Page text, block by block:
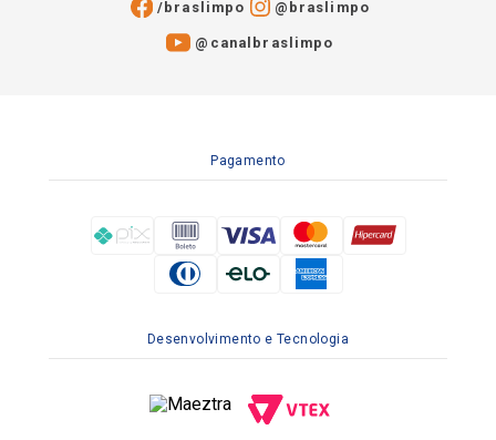
/braslimpo @braslimpo
@canalbraslimpo​
Pagamento
Desenvolvimento e Tecnologia